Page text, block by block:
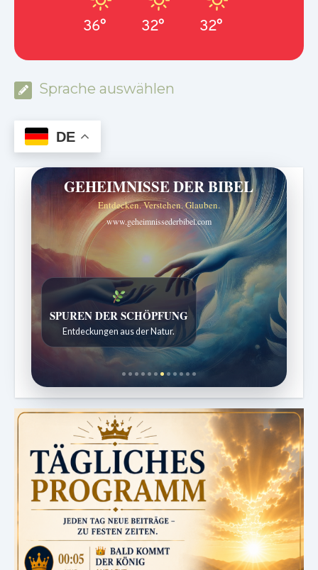
36° 32° 32°
Sprache auswählen
DE
GEHEIMNISSE DER BIBEL
Entdecken. Verstehen. Glauben.
www.geheimnissederbibel.com
DIE STILLE INTELLIGENZ DES KÖRPERS
Ordnung bringt Leben zurück.